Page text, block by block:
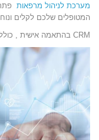
מערכת לניהול מרפאות
המטופלים שלכם לקלים
CRM בהתאמה אישית , כולל מגוון פיצ'רים ייעודים